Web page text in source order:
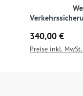
Regulärer Preis:
340,00 €
Preise inkl.